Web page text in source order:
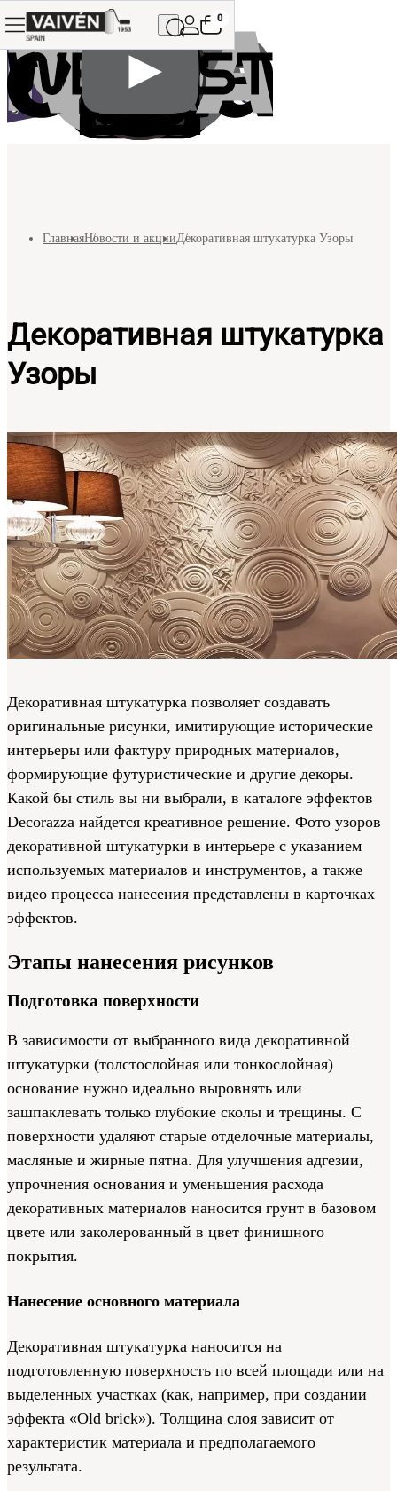
0
ГлавнаяНовости и акцииДекоративная штукатурка Узоры
Декоративная штукатурка
Узоры
Декоративная штукатурка позволяет создавать
оригинальные рисунки, имитирующие исторические
интерьеры или фактуру природных материалов,
формирующие футуристические и другие декоры.
Какой бы стиль вы ни выбрали, в каталоге эффектов
Decorazza найдется креативное решение. Фото узоров
декоративной штукатурки в интерьере с указанием
используемых материалов и инструментов, а также
видео процесса нанесения представлены в карточках
эффектов.
Этапы нанесения рисунков
Подготовка поверхности
В зависимости от выбранного вида декоративной
штукатурки (толстослойная или тонкослойная)
основание нужно идеально выровнять или
зашпаклевать только глубокие сколы и трещины. С
поверхности удаляют старые отделочные материалы,
масляные и жирные пятна. Для улучшения адгезии,
упрочнения основания и уменьшения расхода
декоративных материалов наносится грунт в базовом
цвете или заколерованный в цвет финишного
покрытия.
Нанесение основного материала
Декоративная штукатурка наносится на
подготовленную поверхность по всей площади или на
выделенных участках (как, например, при создании
эффекта «Old brick»). Толщина слоя зависит от
характеристик материала и предполагаемого
результата.